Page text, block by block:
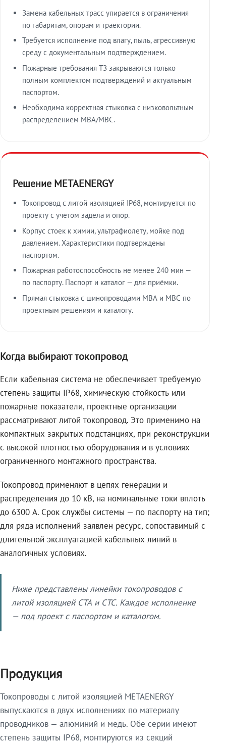
Замена кабельных трасс упирается в ограничения
по габаритам, опорам и траектории.
Требуется исполнение под влагу, пыль, агрессивную
среду с документальным подтверждением.
Пожарные требования ТЗ закрываются только
полным комплектом подтверждений и актуальным
паспортом.
Необходима корректная стыковка с низковольтным
распределением МВА/МВС.
Решение METAENERGY
Токопровод с литой изоляцией IP68, монтируется по
проекту с учётом задела и опор.
Корпус стоек к химии, ультрафиолету, мойке под
давлением. Характеристики подтверждены
паспортом.
Пожарная работоспособность не менее 240 мин —
по паспорту. Паспорт и каталог — для приёмки.
Прямая стыковка с шинопроводами МВА и МВС по
проектным решениям и каталогу.
Когда выбирают токопровод
Если кабельная система не обеспечивает требуемую
степень защиты IP68, химическую стойкость или
пожарные показатели, проектные организации
рассматривают литой токопровод. Это применимо на
компактных закрытых подстанциях, при реконструкции
с высокой плотностью оборудования и в условиях
ограниченного монтажного пространства.
Токопровод применяют в цепях генерации и
распределения до 10 кВ, на номинальные токи вплоть
до 6300 А. Срок службы системы — по паспорту на тип;
для ряда исполнений заявлен ресурс, сопоставимый с
длительной эксплуатацией кабельных линий в
аналогичных условиях.
Ниже представлены линейки токопроводов с
литой изоляцией СТА и СТС. Каждое исполнение
— под проект с паспортом и каталогом.
Продукция
Токопроводы с литой изоляцией METAENERGY
выпускаются в двух исполнениях по материалу
проводников — алюминий и медь. Обе серии имеют
степень защиты IP68, монтируются из секций